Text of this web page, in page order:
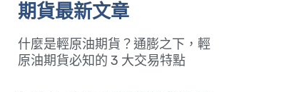
期貨最新文章
什麼是輕原油期貨？通膨之下，輕
原油期貨必知的 3 大交易特點